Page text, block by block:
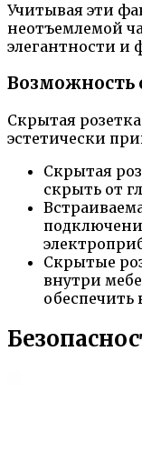
Учитывая эти
неотъемлемой
элегантности и
Возможность
Скрытая
эстетически
Скрытая
скрыть от
Скрытые
внутри
обеспечить